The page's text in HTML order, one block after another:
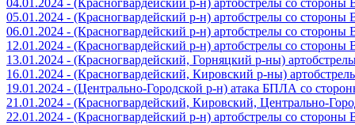
05.01.2024 - (Красногвардейский р-н) артобстрелы со
06.01.2024 - (Красногвардейский р-н) артобстрелы со
12.01.2024 - (Красногвардейский р-н) артобстрелы со
13.01.2024 - (Красногвардейский, Горняцкий р-ны)
16.01.2024 - (Красногвардейский, Кировский р-ны)
19.01.2024 - (Центрально-Городской р-н) атака БПЛА со
21.01.2024 - (Красногвардейский, Кировский, Центрально-
22.01.2024 - (Красногвардейский р-н) артобстрелы со